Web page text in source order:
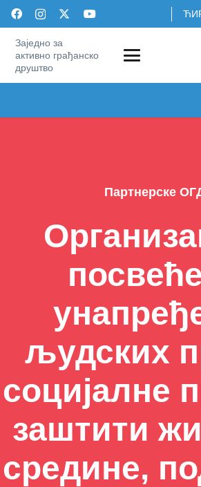
Заједно за
активно грађанско
друштво
Партнерске
људских
социјалне
заштити
средине,